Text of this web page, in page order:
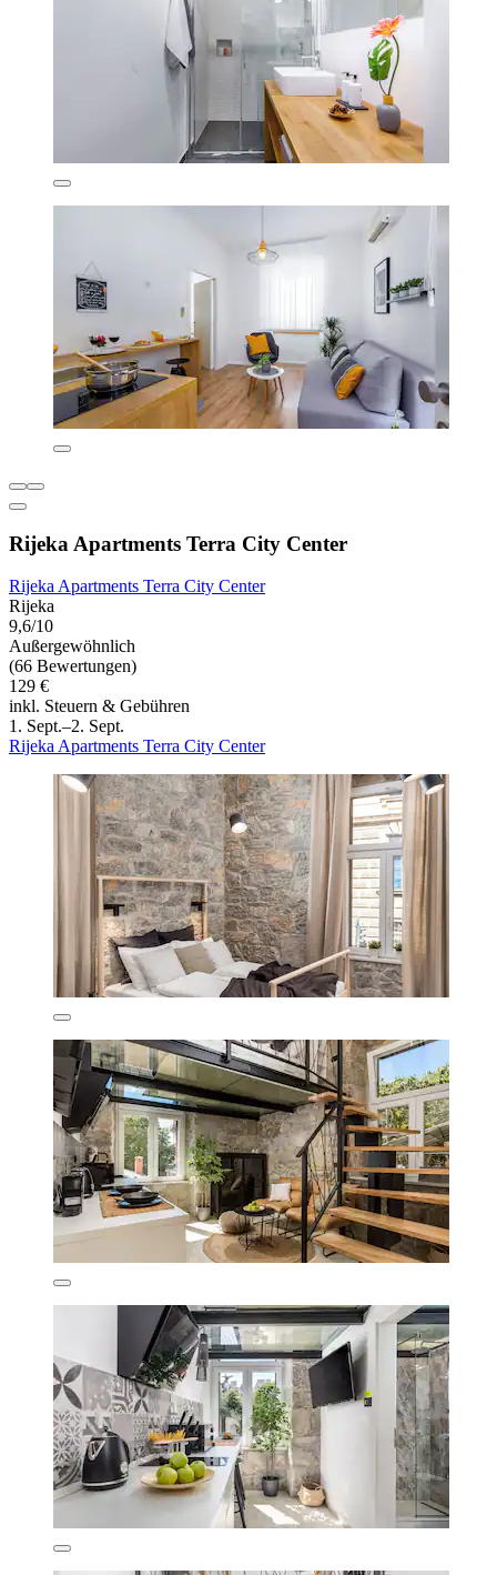
Rijeka Apartments Terra City Center
Rijeka Apartments Terra City Center
Rijeka
9,6/10
Außergewöhnlich
(66 Bewertungen)
129 €
inkl. Steuern & Gebühren
1. Sept.–2. Sept.
Rijeka Apartments Terra City Center